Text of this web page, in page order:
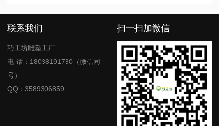
联系我们
巧工坊雕塑工厂
电 话：18038191730（微信同
号）
QQ：3589306859
扫一扫加微信